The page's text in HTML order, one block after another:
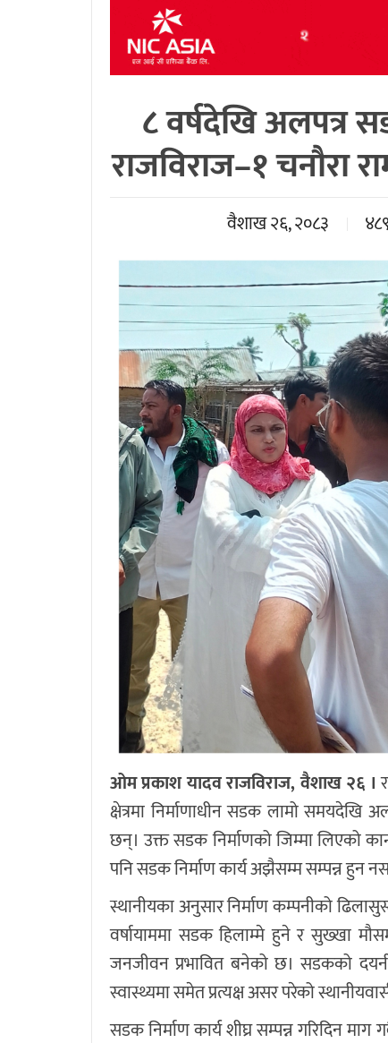
८ वर्षदेखि अलपत्र
राजविराज–१ चनौरा
वैशाख २६, २०८३
ओम प्रकाश यादव राजविराज, वैशाख २६ ।
क्षेत्रमा निर्माणाधीन सडक लामो समयदेखि
छन्। उक्त सडक निर्माणको जिम्मा लिएको
पनि सडक निर्माण कार्य अझैसम्म सम्पन्न हुन
स्थानीयका अनुसार निर्माण कम्पनीको
वर्षायाममा सडक हिलाम्मे हुने र सुख्खा
जनजीवन प्रभावित बनेको छ। सडकको
स्वास्थ्यमा समेत प्रत्यक्ष असर परेको
सडक निर्माण कार्य शीघ्र सम्पन्न गरिदिन